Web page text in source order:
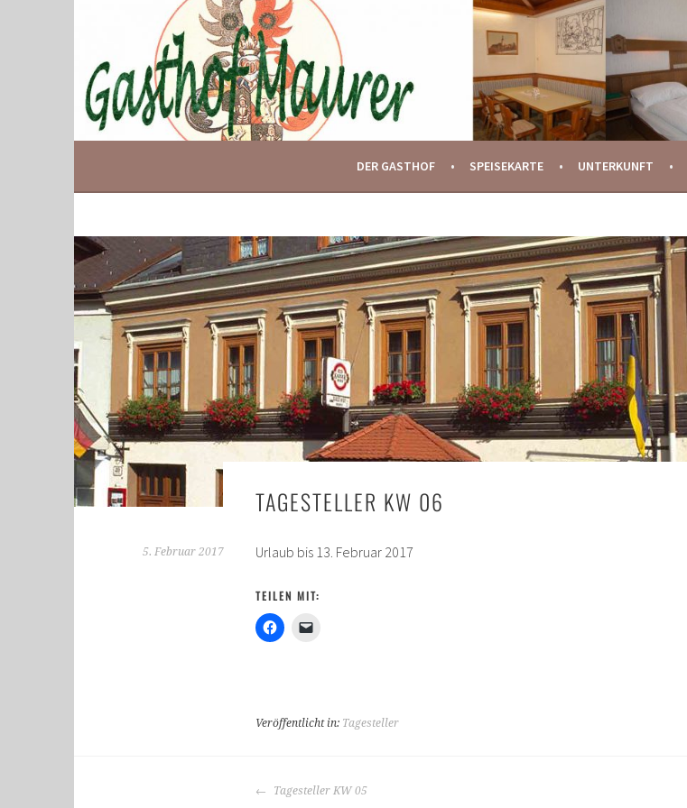
GASTHOF MAURER
IHR GASTHOF IN GLOGGNITZ
DER GASTHOF SPEISEKARTE UNTERKUNFT
TAGESTELLER KW 06
5. Februar 2017 Urlaub bis 13. Februar 2017
TEILEN MIT:
Veröffentlicht in: Tagesteller
BEITRAGS-
Tagesteller KW 05